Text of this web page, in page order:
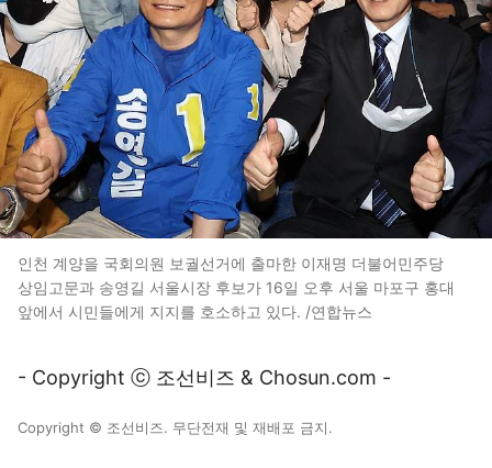
인천 계양을 국회의원 보궐선거에 출마한 이재명 더불어민주당
상임고문과 송영길 서울시장 후보가 16일 오후 서울 마포구 홍대
앞에서 시민들에게 지지를 호소하고 있다. /연합뉴스
- Copyright ⓒ 조선비즈 & Chosun.com -
Copyright © 조선비즈. 무단전재 및 재배포 금지.